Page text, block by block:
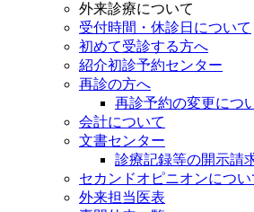
外来診療について
受付時間・休診日について
初めて受診する方へ
紹介初診予約センター
再診の方へ
再診予約の変更につ
会計について
文書センター
診療記録等の開示請
セカンドオピニオンについ
外来担当医表